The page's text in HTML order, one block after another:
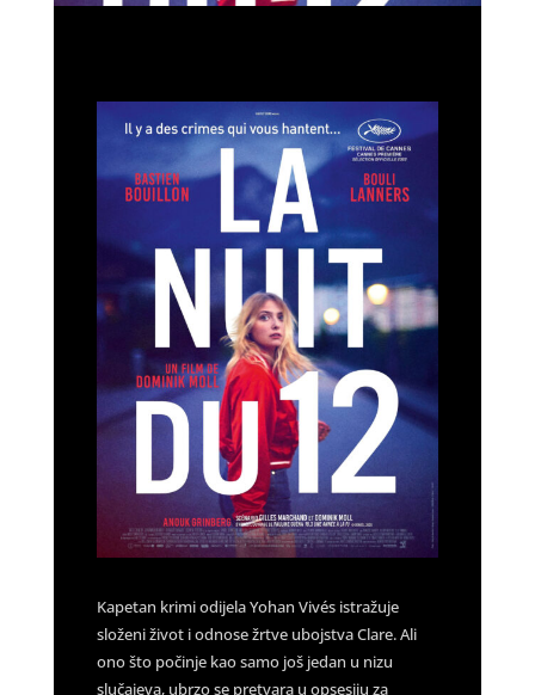
Kapetan krimi odijela Yohan Vivés istražuje
složeni život i odnose žrtve ubojstva Clare. Ali
ono što počinje kao samo još jedan u nizu
slučajeva, ubrzo se pretvara u opsesiju za